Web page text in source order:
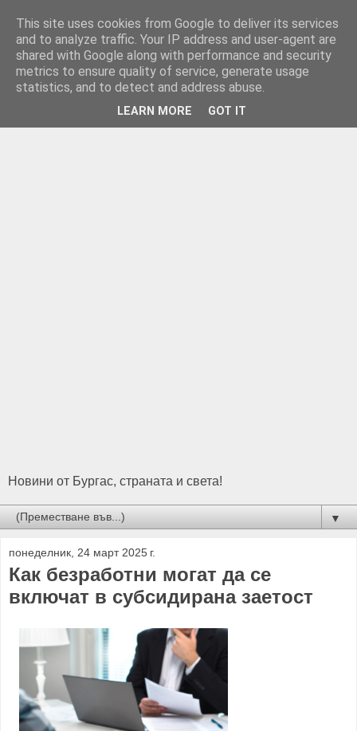
Новини от Бургас, страната и света!
▼
понеделник, 24 март 2025 г.
Как безработни могат да се
включат в субсидирана заетост
This site uses cookies from Google to deliver its services
and to analyze traffic. Your IP address and user-agent are
shared with Google along with performance and security
metrics to ensure quality of service, generate usage
statistics, and to detect and address abuse.
LEARN MORE GOT IT